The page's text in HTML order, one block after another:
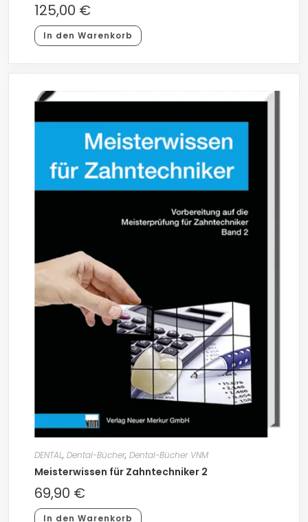
125,00 €
In den Warenkorb
DENTAL, Dental-Bücher, Dental-Bücher VNM
Meisterwissen für Zahntechniker 2
69,90 €
In den Warenkorb